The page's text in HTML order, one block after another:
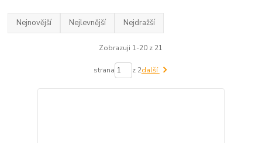
Nejnovější Nejlevnější Nejdražší
Zobrazuji 1-20 z 21
strana z 2další